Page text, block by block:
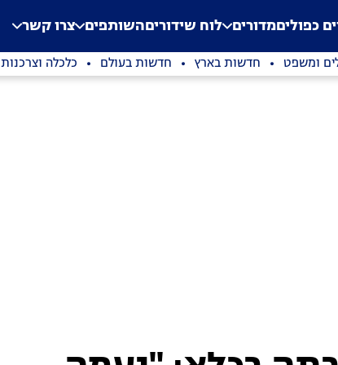
Application error: a
. כפוליםמדורים לוח שידוריםהשותפים צרו קשר
ומשפט חדשות בארץ חדשות בעולם כלכלה וצרכנות